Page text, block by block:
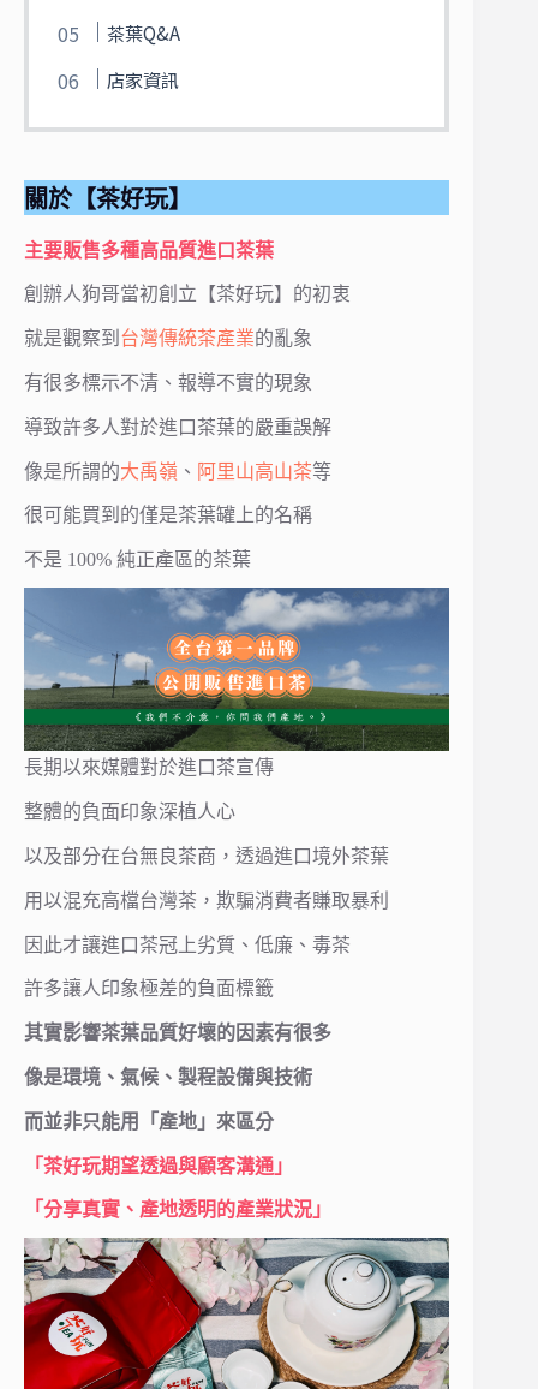
茶葉Q&A
店家資訊
關於【茶好玩】
主要販售多種高品質進口茶葉
創辦人狗哥當初創立【茶好玩】的初衷
就是觀察到 台灣傳統茶產業的亂象
有很多標示不清、報導不實的現象
導致許多人對於進口茶葉的嚴重誤解
像是所謂的大禹嶺 、 阿里山高山茶等
很可能買到的僅是茶葉罐上的名稱
不是 100% 純正產區的茶葉
長期以來媒體對於進口茶宣傳
整體的負面印象深植人心
以及部分在台無良茶商，透過進口境外茶葉
用以混充高檔台灣茶，欺騙消費者賺取暴利
因此才讓進口茶冠上劣質、低廉、毒茶
許多讓人印象極差的負面標籤
其實影響茶葉品質好壞的因素有很多
像是環境、氣候、製程設備與技術
而並非只能用「產地」來區分
「茶好玩期望透過與顧客溝通」
「分享真實、產地透明的產業狀況」